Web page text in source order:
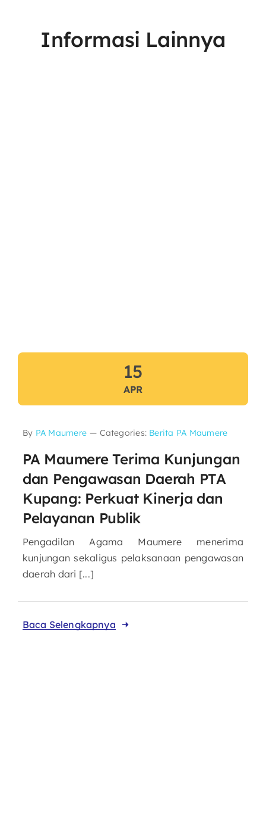
Informasi Lainnya
15
APR
By PA Maumere — Categories: Berita PA Maumere
PA Maumere Terima Kunjungan
dan Pengawasan Daerah PTA
Kupang: Perkuat Kinerja dan
Pelayanan Publik
Pengadilan Agama Maumere menerima
kunjungan sekaligus pelaksanaan pengawasan
daerah dari [...]
Baca Selengkapnya